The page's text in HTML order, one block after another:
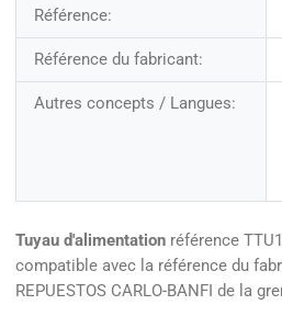
Référence:
Référence du fabricant:
Autres concepts / Langues:
Tuyau d'alimentation référence
compatible avec la référence du
REPUESTOS CARLO-BANFI de la